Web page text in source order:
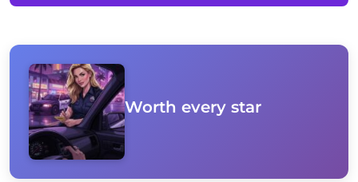
Worth every star